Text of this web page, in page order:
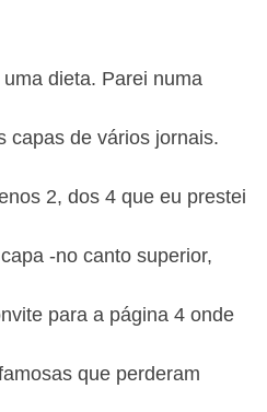
dieta. Parei numa
capas de vários jornais.
2, dos 4 que eu prestei
-no canto superior,
para a página 4 onde
que perderam